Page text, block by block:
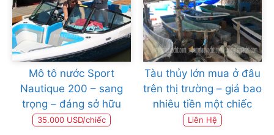
Mô tô nước Sport
Nautique 200 – sang
trọng – đáng sở hữu
35.000 USD/chiếc
Tàu thủy lớn mua ở đâu
trên thị trường – giá bao
nhiêu tiền một chiếc
Liên Hệ